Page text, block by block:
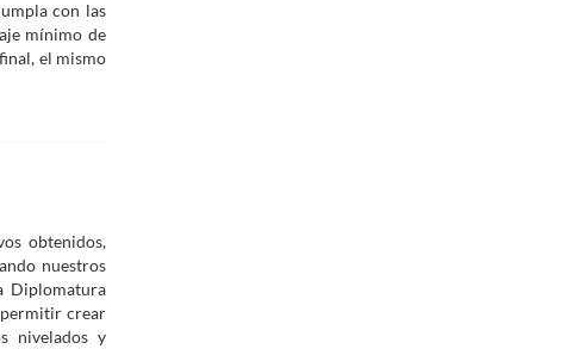
con las
mínimo de
el mismo
obtenidos,
nuestros
Diplomatura
permitir crear
nivelados y